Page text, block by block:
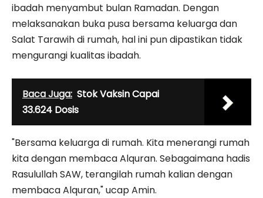
ibadah menyambut bulan Ramadan. Dengan
melaksanakan buka pusa bersama keluarga dan
Salat Tarawih di rumah, hal ini pun dipastikan tidak
mengurangi kualitas ibadah.
Baca Juga: Stok Vaksin Capai
33.624 Dosis
"Bersama keluarga di rumah. Kita menerangi rumah
kita dengan membaca Alquran. Sebagaimana hadis
Rasulullah SAW, terangilah rumah kalian dengan
membaca Alquran," ucap Amin.